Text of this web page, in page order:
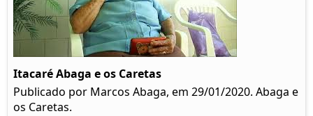
Itacaré Abaga e os Caretas
Publicado por Marcos Abaga, em 29/01/2020. Abaga e
os Caretas.